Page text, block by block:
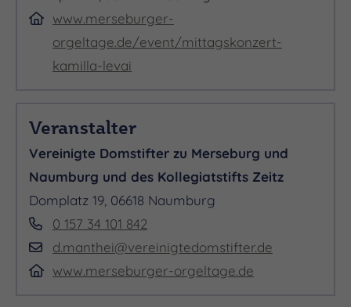
Kamilla Lévai
www.merseburger-
orgeltage.de/event/mittagskonzert-
kamilla-levai
Veranstalter
Vereinigte Domstifter zu Merseburg und
Naumburg und des Kollegiatstifts Zeitz
Domplatz 19, 06618 Naumburg
0 157 34 101 842
d.manthei@vereinigtedomstifter.de
www.merseburger-orgeltage.de